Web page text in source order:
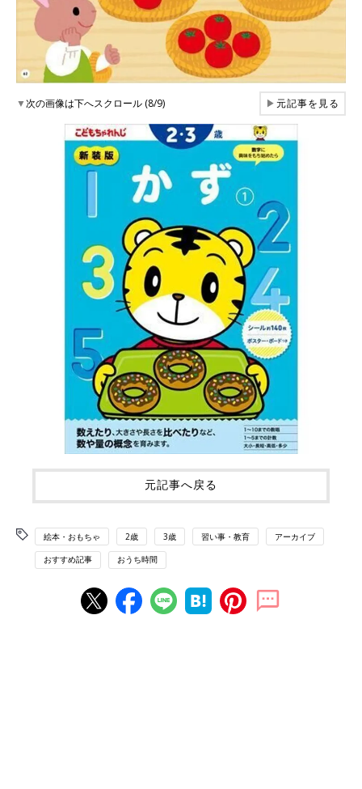
▼次の画像は下へスクロール (8/9) ▶元記事を見る
元記事へ戻る
絵本・おもちゃ 2歳 3歳 習い事・教育 アーカイブ
おすすめ記事 おうち時間